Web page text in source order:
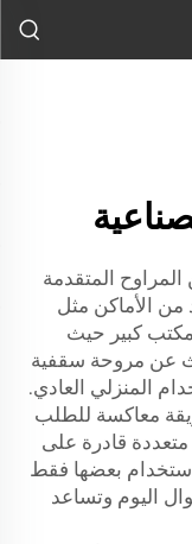
المتقدمة
الأماكن مثل
مكتب كبير حيث
عن مروحة سقفية
المنزلي العادي.
معاكسة للطلب
قادرة على
بعضها فقط
اليوم وتساعد